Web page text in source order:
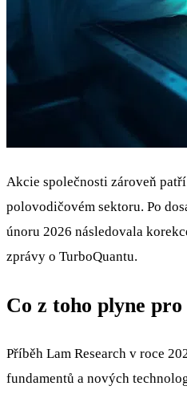
Akcie společnosti zároveň
polovodičovém sektoru. Po
únoru 2026 následovala
zprávy o TurboQuantu.
Co z toho plyne
Příběh Lam Research v roce
fundamentů a nových